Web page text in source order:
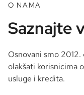
O NAMA
Saznajte
Osnovani smo
olakšati korisnicima
usluge i kredita.